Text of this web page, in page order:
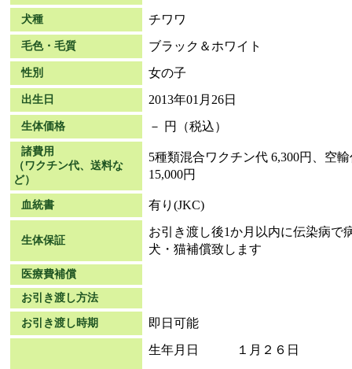
犬種 チワワ
毛色・毛質 ブラック＆ホワイト
性別 女の子
出生日 2013年01月26日
生体価格 － 円（税込）
諸費用
（ワクチン代、送料な
ど）
5種類混合ワクチン代 6,300円、空
15,000円
血統書 有り(JKC)
生体保証
お引き渡し後1か月以内に伝染病で
犬・猫補償致します
医療費補償
お引き渡し方法
お引き渡し時期
即日可能
生年月日 １月２６日